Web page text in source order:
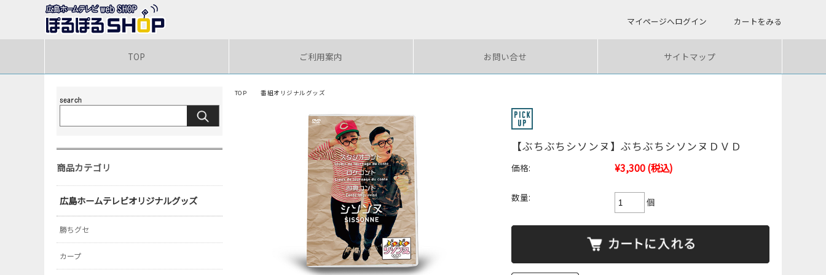
マイページへログイン カートをみる
TOP ご利用案内 お問い合せ サイトマップ
TOP 番組オリジナルグッズ
【ぶちぶちシソンヌ】ぶちぶちシソンヌＤＶＤ
価格: ¥3,300(税込)
数量: 個
商品カテゴリ
広島ホームテレビオリジナルグッズ
勝ちグセ
カープ